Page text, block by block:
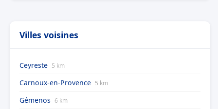
Villes voisines
Ceyreste 5 km
Carnoux-en-Provence 5 km
Gémenos 6 km